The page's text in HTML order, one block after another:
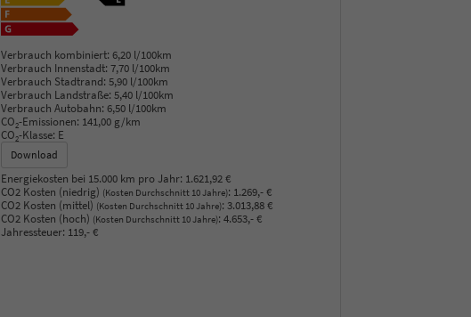
Verbrauch kombiniert: 6,20 l/100km
Verbrauch Innenstadt: 7,70 l/100km
Verbrauch Stadtrand: 5,90 l/100km
Verbrauch Landstraße: 5,40 l/100km
Verbrauch Autobahn: 6,50 l/100km
CO2-Emissionen: 141,00 g/km
CO2-Klasse: E
Download
Energiekosten bei 15.000 km pro Jahr: 1.621,92 €
CO2 Kosten (niedrig) (Kosten Durchschnitt 10 Jahre): 1.269,- €
CO2 Kosten (mittel) (Kosten Durchschnitt 10 Jahre): 3.013,88 €
CO2 Kosten (hoch) (Kosten Durchschnitt 10 Jahre): 4.653,- €
Jahressteuer: 119,- €